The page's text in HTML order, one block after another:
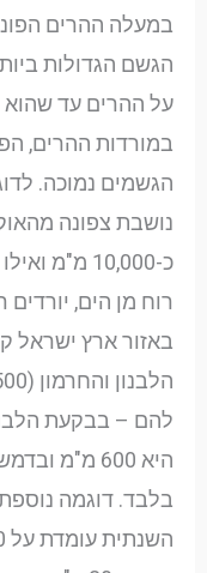
במעלה ההרים
הגשם הגדולות
על ההרים עד שהוא
במורדות ההרים,
הגשמים נמוכה.
נושבת צפונה
כ-10,000
רוח מן הים, יורדים רק כ-
באזור ארץ ישראל
להם – בבקעת
בלבד. דוגמה